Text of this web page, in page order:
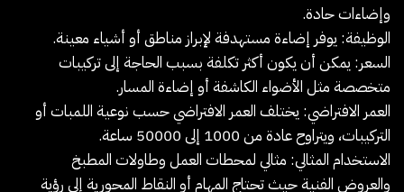
وإضاءات حادة.
الوظيفة: يوفر إضاءة مستهدفة لإبراز مناطق أو أشياء معينة.
السعر: يمكن أن يكون أكثر تكلفة بسبب الحاجة إلى تركيبات
متخصصة مثل الأضواء الكاشفة أو إضاءة المسار.
العمر الافتراضي: يختلف العمر الافتراضي حسب نوعية اللمبات أو
التركيبات، ويتراوح عادة من 1000 إلى 50000 ساعة.
الاستخدام المثالي: مثالي لمحطات العمل وطاولات المطبخ
والعروض الفنية حيث تحتاج المهام أو النقاط المحورية إلى رؤية